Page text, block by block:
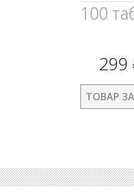
100
299
ТОВАР